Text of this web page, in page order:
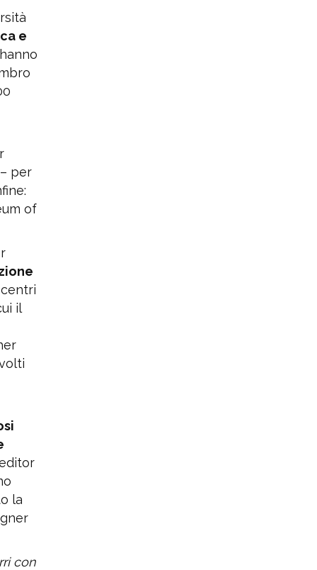
e
per
of
il
la
con